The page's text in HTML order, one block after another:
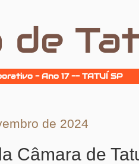
de
- Ano 17 -- TATUÍ SP
de 2024
Câmara de